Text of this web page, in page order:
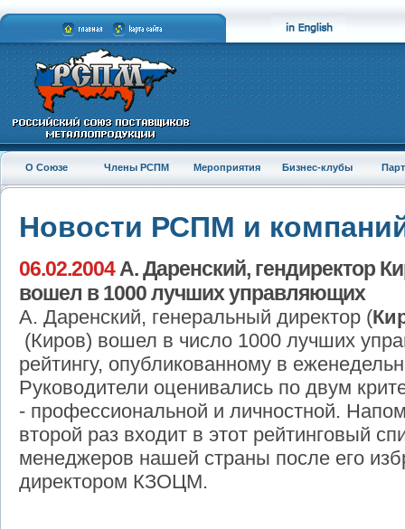
О Союзе Члены РСПМ Мероприятия Бизнес-клубы
Новости РСПМ и
06.02.2004А. Даренский, гендиректор
вошел в 1000 лучших управляющих
А. Даренский, генеральный директор (
(Киров) вошел в число 1000 лучших
рейтингу, опубликованному в
Руководители оценивались по двум
- профессиональной и личностной.
второй раз входит в этот рейтинговый
менеджеров нашей страны после его
директором КЗОЦМ.